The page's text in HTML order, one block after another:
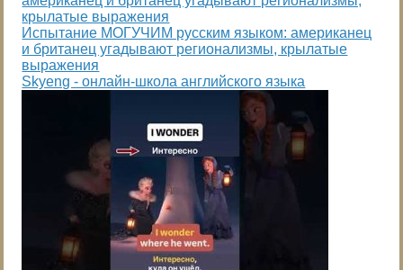
Испытание МОГУЧИМ русским языком: американец
и британец угадывают регионализмы, крылатые
выражения
Skyeng - онлайн-школа английского языка